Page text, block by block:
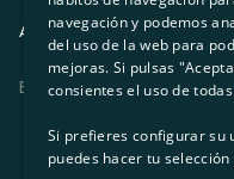
Prensa
Trabaja con nosotros
Aviso legalPolítica de
ES CAGLEU
navegación y podemos
del uso de la web para
mejoras. Si pulsas
consientes el uso de
Si prefieres configurar su
puedes hacer tu